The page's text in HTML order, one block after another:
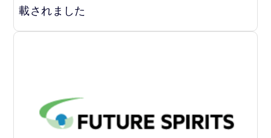
載されました